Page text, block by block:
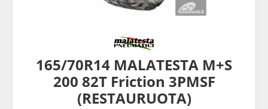
165/70R14 MALATESTA M+S
200 82T Friction 3PMSF
(RESTAURUOTA)